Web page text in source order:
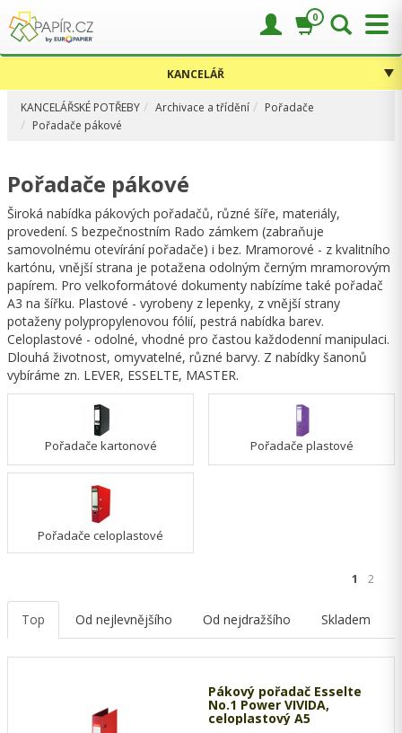
KANCELÁŘ
KANCELÁŘSKÉ POTŘEBY Archivace a třídění
Pořadače
Pořadače pákové
Pořadače pákové
Široká nabídka pákových pořadačů, různé šíře, materiály,
provedení. S bezpečnostním Rado zámkem (zabraňuje
samovolnému otevírání pořadače) i bez. Mramorové - z kvalitního
kartónu, vnější strana je potažena odolným černým mramorovým
papírem. Pro velkoformátové dokumenty nabízíme také pořadač
A3 na šířku. Plastové - vyrobeny z lepenky, z vnější strany
potaženy polypropylenovou fólií, pestrá nabídka barev.
Celoplastové - odolné, vhodné pro častou každodenní manipulaci.
Dlouhá životnost, omyvatelné, různé barvy. Z nabídky šanonů
vybíráme zn. LEVER, ESSELTE, MASTER.
Pořadače kartonové Pořadače plastové
Pořadače celoplastové
1 2
Top Od nejlevnějšího Od nejdražšího Skladem
Pákový pořadač Esselte
No.1 Power VIVIDA,
celoplastový A5
0